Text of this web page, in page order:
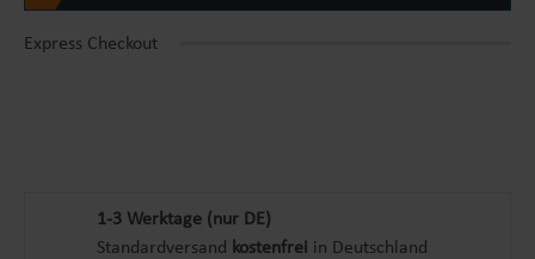
Express Checkout
1-3 Werktage (nur DE)
Standardversand kostenfrei in Deutschland